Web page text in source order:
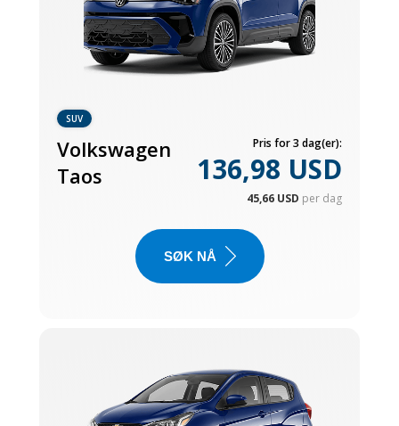
SUV
Volkswagen
Taos
Pris for 3 dag(er):
136,98 USD
45,66 USD per dag
SØK NÅ